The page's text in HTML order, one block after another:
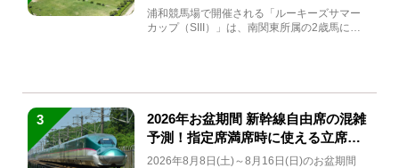
馬と見どころをチェック
浦和競馬場で開催される「ルーキーズサマー
カップ（SIII）」は、南関東所属の2歳馬によ
3
2026年お盆期間 新幹線自由席の混雑
予測！指定席満席時に使える立席特
急券も解説
2026年8月8日(土)～8月16日(日)のお盆期間